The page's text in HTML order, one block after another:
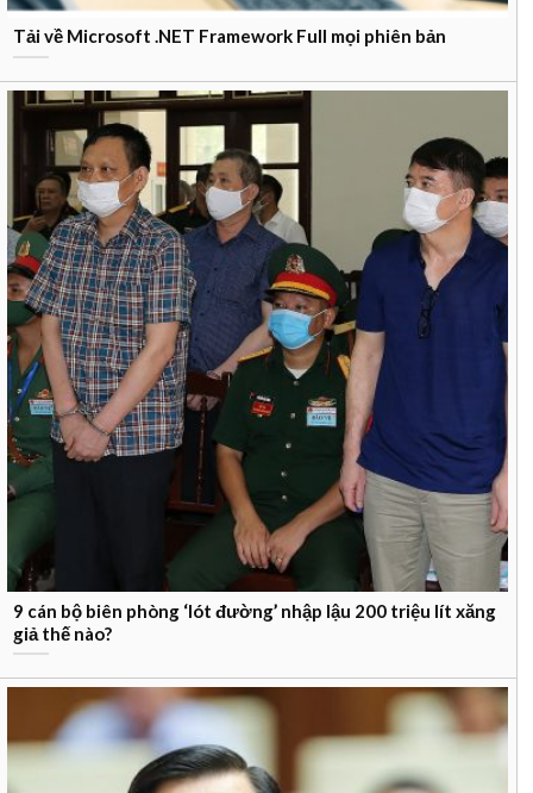
Tải về Microsoft .NET Framework Full mọi phiên bản
9 cán bộ biên phòng ‘lót đường’ nhập lậu 200 triệu lít xăng
giả thế nào?